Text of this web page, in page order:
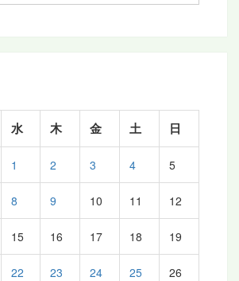
水 木 金 土 日
1 2 3 4 5
8 9 10 11 12
15 16 17 18 19
22 23 24 25 26